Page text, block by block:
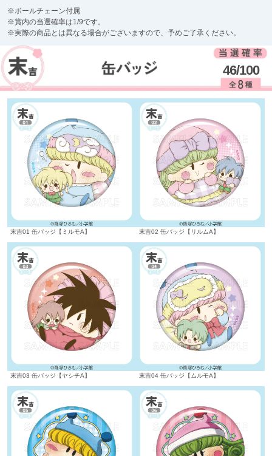
※ボールチェーン付属
※賞内の当選確率は1/9です。
※実際の商品とは異なる場合がございますので、予めご了承ください。
46/100
末吉01 缶バッジ【ミルモA】 末吉02 缶バッジ【リルムA】
末吉03 缶バッジ【ヤシチA】 末吉04 缶バッジ【ムルモA】